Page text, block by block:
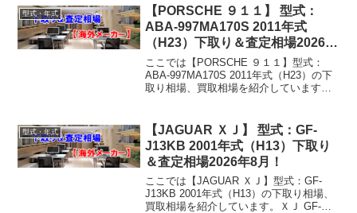
販売店＆モデルチェンジ概要1. トヨタ
S...
型式・年式
【PORSCHE ９１１】 型式：
ABA-997MA170S 2011年式
（H23）下取り＆査定相場2026年
8月！
ここでは【PORSCHE ９１１】型式：
ABA-997MA170S 2011年式（H23）の下
取り相場、買取相場を紹介しています。
場：マイナス1万円～12...
型式・年式
【JAGUAR ＸＪ】 型式：GF-
J13KB 2001年式（H13）下取り
＆査定相場2026年8月！
ここでは【JAGUAR ＸＪ】型式：GF-
J13KB 2001年式（H13）の下取り相場、
買取相場を紹介しています。ＸＪ GF-